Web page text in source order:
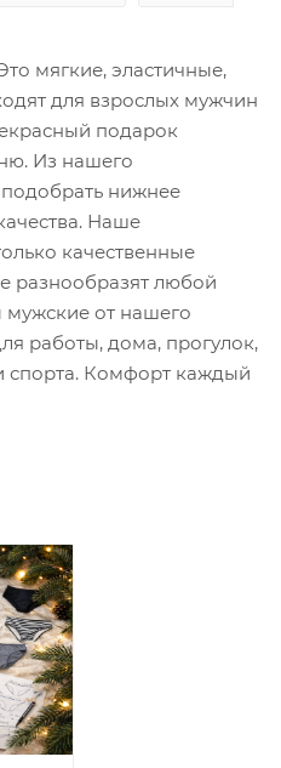
мягкие, эластичные,
для взрослых мужчин
подарок
Из нашего
нижнее
Наше
качественные
разнообразят любой
мужские от нашего
работы, дома, прогулок,
спорта. Комфорт каждый